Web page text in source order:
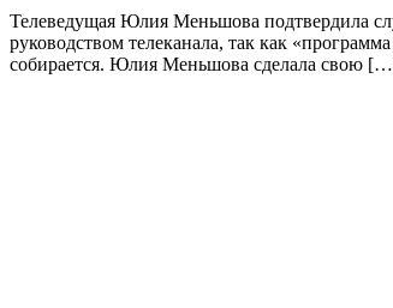
Телеведущая Юлия Меньшова подтвердила
руководством телеканала, так как
собирается. Юлия Меньшова сделала свою